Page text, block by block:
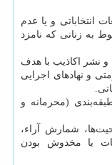
انتخاباتی و یا عدم
به زنانی که نامزد
و نشر اکاذیب با هدف
و نهادهای اجرایی
طبقه‌بندی (محرمانه و
شمارش آراء‌،
یا مخدوش بودن